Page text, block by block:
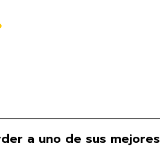
a uno de sus mejores